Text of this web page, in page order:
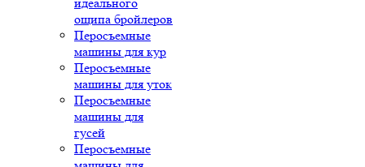
ощипа бройлеров
Перосъемные
машины для кур
Перосъемные
машины для уток
Перосъемные
машины для
гусей
Перосъемные